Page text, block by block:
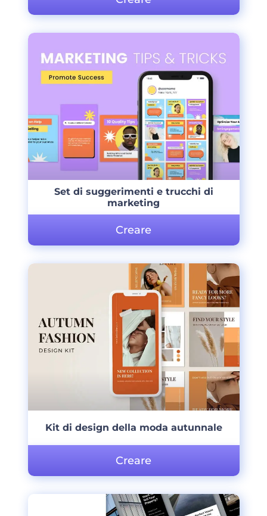
Set di suggerimenti e trucchi di
marketing
Creare
Kit di design della moda autunnale
Creare